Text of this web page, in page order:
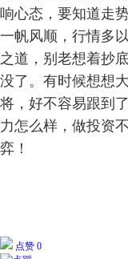
响心态，要知道走
一帆风顺，行情多
之道，别老想着抄
没了。有时候想想
将，好不容易跟到
力怎么样，做投资
弈！
点赞 0